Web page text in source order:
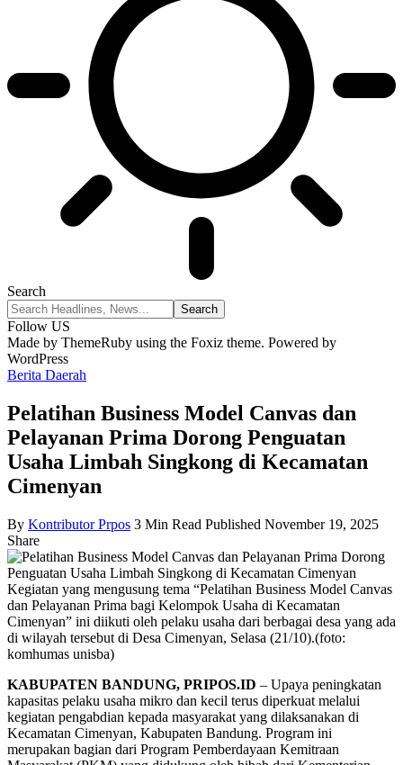
Search
Follow US
Made by ThemeRuby using the Foxiz theme. Powered by
WordPress
Berita Daerah
Pelatihan Business Model Canvas dan
Pelayanan Prima Dorong Penguatan
Usaha Limbah Singkong di Kecamatan
Cimenyan
By Kontributor Prpos 3 Min Read Published November 19, 2025
Share
Kegiatan yang mengusung tema “Pelatihan Business Model Canvas
dan Pelayanan Prima bagi Kelompok Usaha di Kecamatan
Cimenyan” ini diikuti oleh pelaku usaha dari berbagai desa yang ada
di wilayah tersebut di Desa Cimenyan, Selasa (21/10).(foto:
komhumas unisba)
KABUPATEN BANDUNG, PRIPOS.ID – Upaya peningkatan
kapasitas pelaku usaha mikro dan kecil terus diperkuat melalui
kegiatan pengabdian kepada masyarakat yang dilaksanakan di
Kecamatan Cimenyan, Kabupaten Bandung. Program ini
merupakan bagian dari Program Pemberdayaan Kemitraan